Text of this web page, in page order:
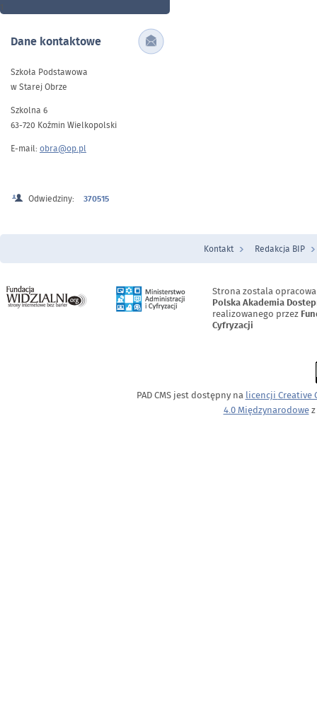
Dane kontaktowe
Szkoła Podstawowa
w Starej Obrze
Szkolna 6
63-720 Koźmin Wielkopolski
E-mail: obra@op.pl
Odwiedziny: 370515
Menu Stopka
Kontakt Redakcja BIP
Strona zostala
Polska Akademia
realizowanego przez
Cyfryzacji
PAD CMS jest dostępny na licencji Creative
4.0 Międzynarodowez